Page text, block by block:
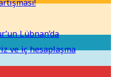
Lübnan’da
ve iç hesaplaşma